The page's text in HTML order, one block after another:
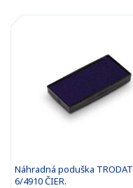
Náhradná poduška TRODAT
6/4910 ČIER.